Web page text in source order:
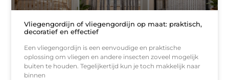
Vliegengordijn of vliegengordijn op maat: praktisch,
decoratief en effectief
Een vliegengordijn is een eenvoudige en praktische
oplossing om vliegen en andere insecten zoveel mogelijk
buiten te houden. Tegelijkertijd kun je toch makkelijk naar
binnen